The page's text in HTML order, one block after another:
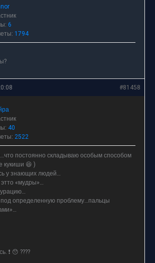
6
1794
#81458
40
2522
постоянно складываю особым способом
кукиши 😆 )
у знающих людей…
«мудры»…
определенную проблему…пальцы
❗ 😯 ????